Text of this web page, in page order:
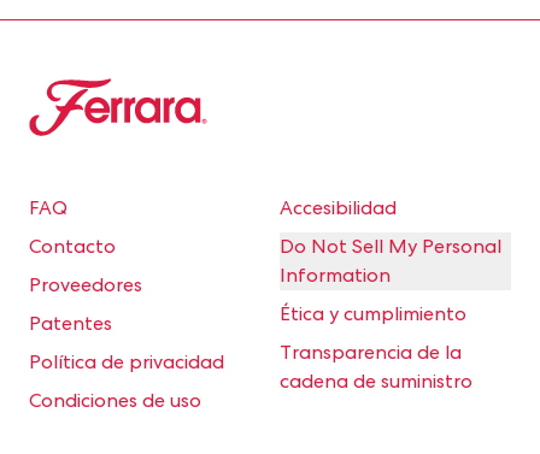
Ferrara
FAQ
Contacto
Proveedores
Patentes
Política de privacidad
Condiciones de uso
Accesibilidad
Do Not Sell My Personal
Information
Ética y cumplimiento
Transparencia de la
cadena de suministro